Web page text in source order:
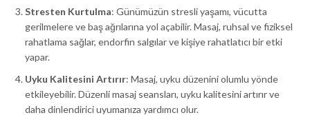
Stresten Kurtulma: Günümüzün stresli yaşamı, vücutta
gerilmelere ve baş ağrılarına yol açabilir. Masaj, ruhsal ve fiziksel
rahatlama sağlar, endorfin salgılar ve kişiye rahatlatıcı bir etki
yapar.
Uyku Kalitesini Artırır: Masaj, uyku düzenini olumlu yönde
etkileyebilir. Düzenli masaj seansları, uyku kalitesini artırır ve
daha dinlendirici uyumanıza yardımcı olur.